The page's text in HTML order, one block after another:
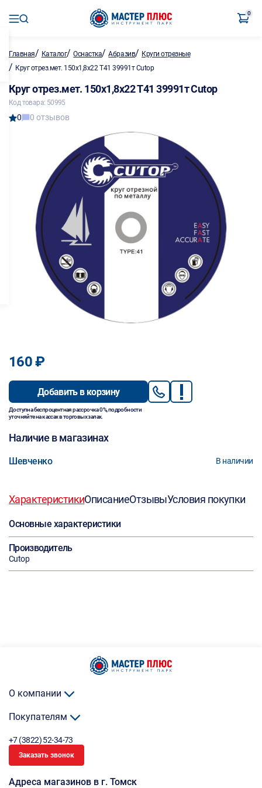
0
Главная/ Каталог/Оснастка/Абразив/ Круги отрезные
/ Круг отрез.мет. 150х1,8х22 T41 39991т Cutop
Круг отрез.мет. 150х1,8х22 T41 39991т Cutop
Код товара: 50995
0 0 отзывов
160 ₽
Добавить в корзину
Доступна беспроцентная рассрочка 0%, подробности
уточняйте на кассах в торговых залах.
Наличие в магазинах
Шевченко В наличии
ХарактеристикиОписаниеОтзывыУсловия покупки
Основные характеристики
Производитель
Cutop
О компании
Покупателям
+7 (3822) 52-34-73
Заказать звонок
Адреса магазинов в г. Томск